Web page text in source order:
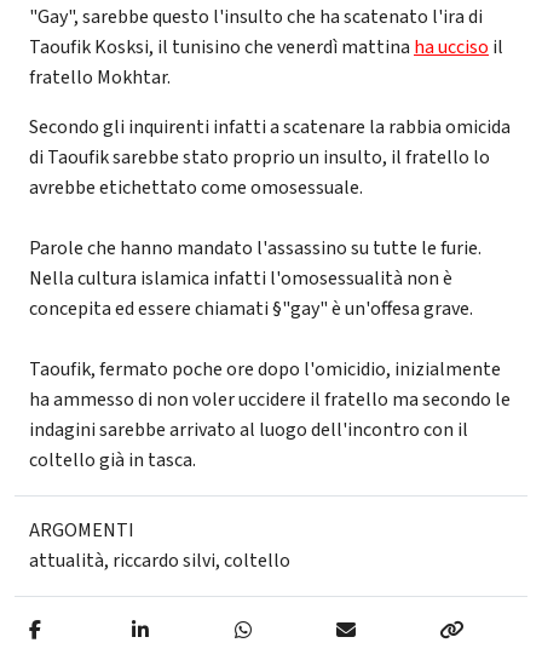
"Gay", sarebbe questo l'insulto che ha scatenato l'ira di
Taoufik Kosksi, il tunisino che venerdì mattina ha ucciso il
fratello Mokhtar.
Secondo gli inquirenti infatti a scatenare la rabbia omicida
di Taoufik sarebbe stato proprio un insulto, il fratello lo
avrebbe etichettato come omosessuale.
Parole che hanno mandato l'assassino su tutte le furie.
Nella cultura islamica infatti l'omosessualità non è
concepita ed essere chiamati §"gay" è un'offesa grave.
Taoufik, fermato poche ore dopo l'omicidio, inizialmente
ha ammesso di non voler uccidere il fratello ma secondo le
indagini sarebbe arrivato al luogo dell'incontro con il
coltello già in tasca.
ARGOMENTI
attualità, riccardo silvi,coltello